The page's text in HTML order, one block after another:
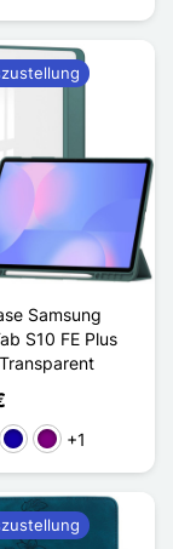
Samsung
S10 FE Plus
Dunkelblau
Violett
+1